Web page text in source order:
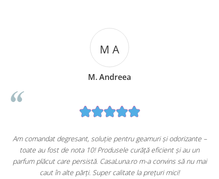
M A
M. Andreea
Am comandat degresant, soluție pentru geamuri și odorizante –
toate au fost de nota 10! Produsele curăță eficient și au un
parfum plăcut care persistă. CasaLuna.ro m-a convins să nu mai
caut în alte părți. Super calitate la prețuri mici!